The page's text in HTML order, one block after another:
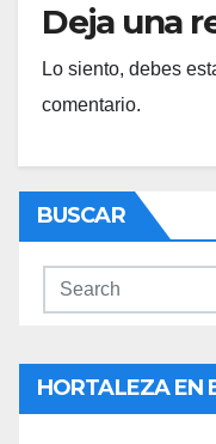
Deja una
Lo siento, debes
comentario.
BUSCAR
HORTALEZA EN